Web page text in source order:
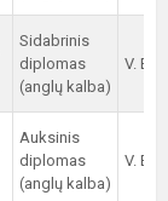
Sidabrinis
diplomas
(anglų kalba)
V.
Auksinis
diplomas
(anglų kalba)
V.